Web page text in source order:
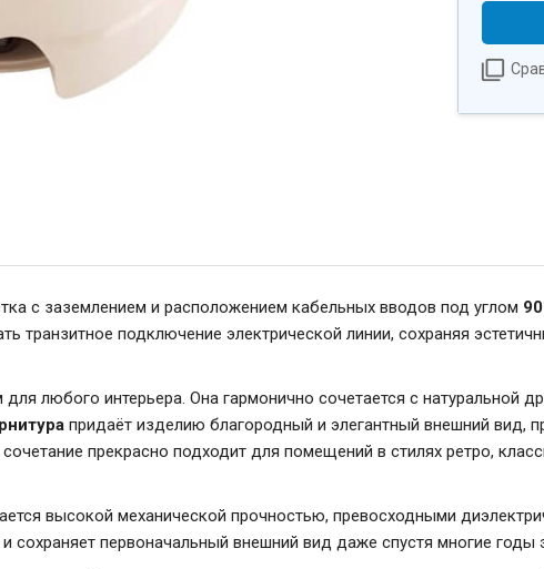
с заземлением и расположением кабельных вводов под углом
транзитное подключение электрической линии, сохраняя
любого интерьера. Она гармонично сочетается с натуральной
придаёт изделию благородный и элегантный внешний вид,
прекрасно подходит для помещений в стилях ретро,
высокой механической прочностью, превосходными
сохраняет первоначальный внешний вид даже спустя многие годы